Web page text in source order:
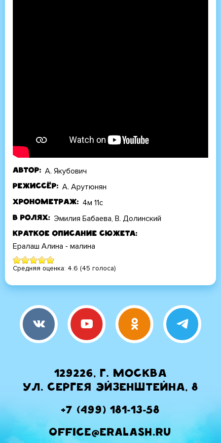
Автор А. Якубович
Режиссёр А. Арутюнян
Хронометраж 4м 11с
В ролях Эмилия Бабаева, В. Долинский
Краткое описание сюжета
Ералаш Алина - малина
Средняя оценка: 4.6 (45 голоса)
129226, г. Москва
ул. Сергея Эйзенштейна, 8
+7 (499) 181-13-58
office@eralash.ru